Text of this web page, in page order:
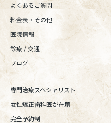
よくあるご質問
料金表・その他
医院情報
診療 / 交通
ブログ
専門治療スペシャリスト
女性矯正歯科医が在籍
完全予約制